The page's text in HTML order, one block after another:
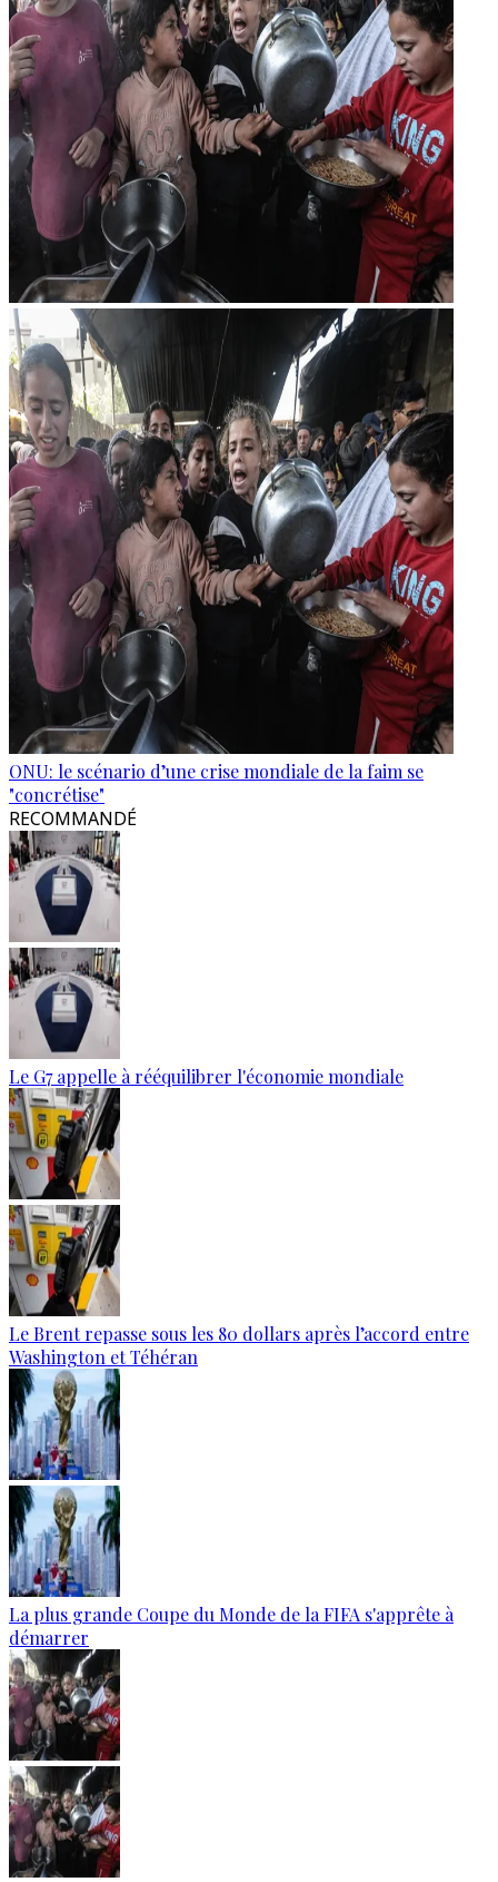
ONU: le scénario d’une crise mondiale de la faim se
"concrétise"
RECOMMANDÉ
Le G7 appelle à rééquilibrer l'économie mondiale
Le Brent repasse sous les 80 dollars après l’accord entre
Washington et Téhéran
La plus grande Coupe du Monde de la FIFA s'apprête à
démarrer